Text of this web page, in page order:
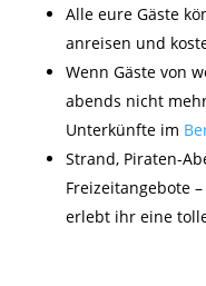
Alle eure Gäste
anreisen und
Wenn Gäste von
abends nicht
Unterkünfte im
Strand, Piraten-
Freizeitangebote
erlebt ihr eine